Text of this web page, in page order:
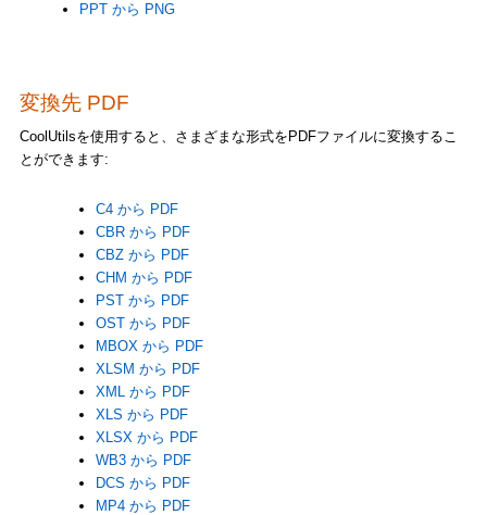
PPT から PNG
変換先 PDF
CoolUtilsを使用すると、さまざまな形式をPDFファイルに変換するこ
とができます:
C4 から PDF
CBR から PDF
CBZ から PDF
CHM から PDF
PST から PDF
OST から PDF
MBOX から PDF
XLSM から PDF
XML から PDF
XLS から PDF
XLSX から PDF
WB3 から PDF
DCS から PDF
MP4 から PDF